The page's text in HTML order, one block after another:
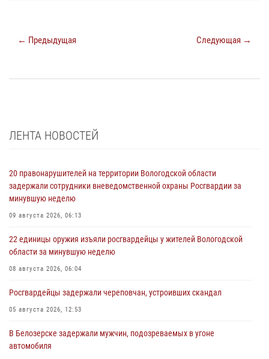
← Предыдущая Следующая →
ЛЕНТА НОВОСТЕЙ
20 правонарушителей на территории Вологодской области
задержали сотрудники вневедомственной охраны Росгвардии за
минувшую неделю
09 августа 2026, 06:13
22 единицы оружия изъяли росгвардейцы у жителей Вологодской
области за минувшую неделю
08 августа 2026, 06:04
Росгвардейцы задержали череповчан, устроивших скандал
05 августа 2026, 12:53
В Белозерске задержали мужчин, подозреваемых в угоне
автомобиля